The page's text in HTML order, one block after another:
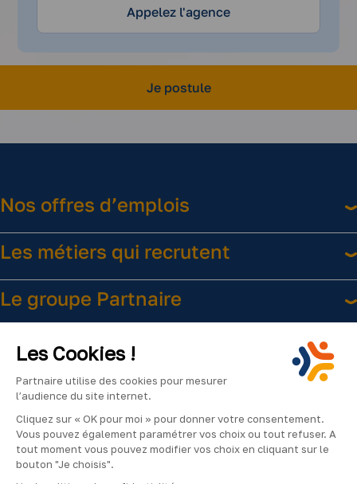
44
Appelez l'agence
Je postule
Nos offres d’emplois
Les métiers qui recrutent
Le groupe Partnaire
Liens utiles
Les Cookies !
Partnaire utilise des cookies pour mesurer
l’audience du site internet.
Cliquez sur « OK pour moi » pour donner votre consentement.
Vous pouvez également paramétrer vos choix ou tout refuser. A
tout moment vous pouvez modifier vos choix en cliquant sur le
bouton "Je choisis".